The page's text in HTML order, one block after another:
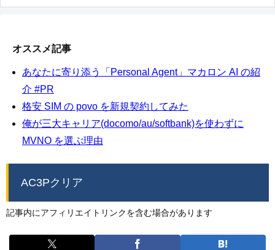
オススメ記事
あなたに寄り添う「Personal Agent」マカロン AI の紹
介 #PR
格安 SIM の povo を新規契約してみた
俺が三大キャリア(docomo/au/softbank)を使わずに
MVNO を選ぶ理由
AC3Pクリア
記事内にアフィリエイトリンクを含む場合があります